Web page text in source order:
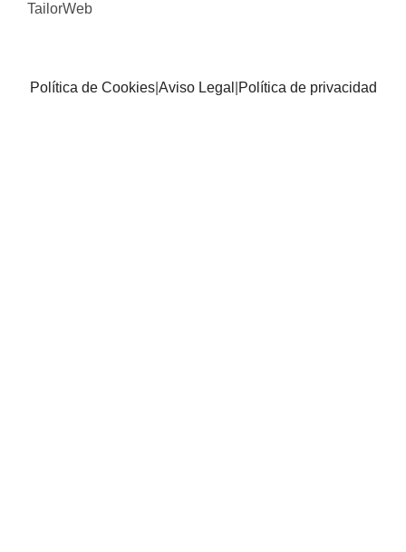
TailorWeb
Política de Cookies| Aviso Legal Política de privacidad